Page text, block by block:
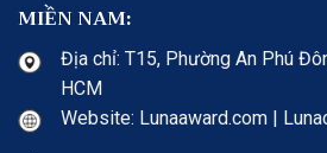
MIỀN NAM:
Địa chỉ: T15, Phường An Phú
HCM
Website: Lunaaward.com |